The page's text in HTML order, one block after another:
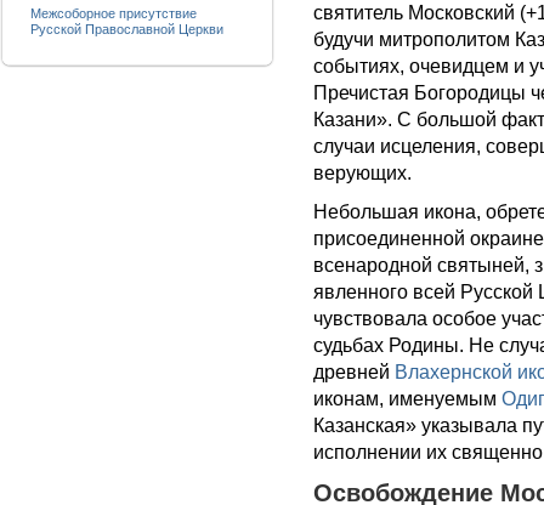
святитель Московский
будучи митрополитом
событиях, очевидцем и
Пречистая Богородицы
Казани». С большой
случаи исцеления,
верующих.
Небольшая икона,
присоединенной
всенародной святыней,
явленного всей
чувствовала особое
судьбах Родины. Не
древней Влахернской
иконам, именуемым
Казанская» указывала
исполнении их
Освобождение
Межсоборное присутствие
Русской Православной Церкви